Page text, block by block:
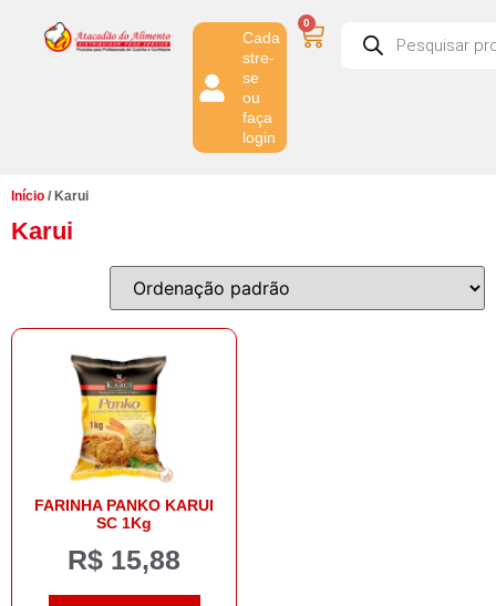
Cada
stre-
se
ou
faça
login
0
Início / Karui
Karui
FARINHA PANKO KARUI
SC 1Kg
R$ 15,88